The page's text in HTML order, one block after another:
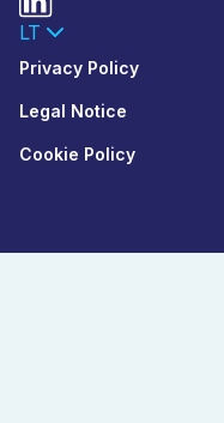
LT
Privacy Policy
Legal Notice
Cookie Policy